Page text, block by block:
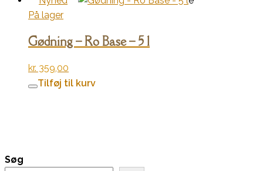
På lager
Gødning – Ro Base – 5 l
kr. 359,00
Tilføj til kurv
Søg